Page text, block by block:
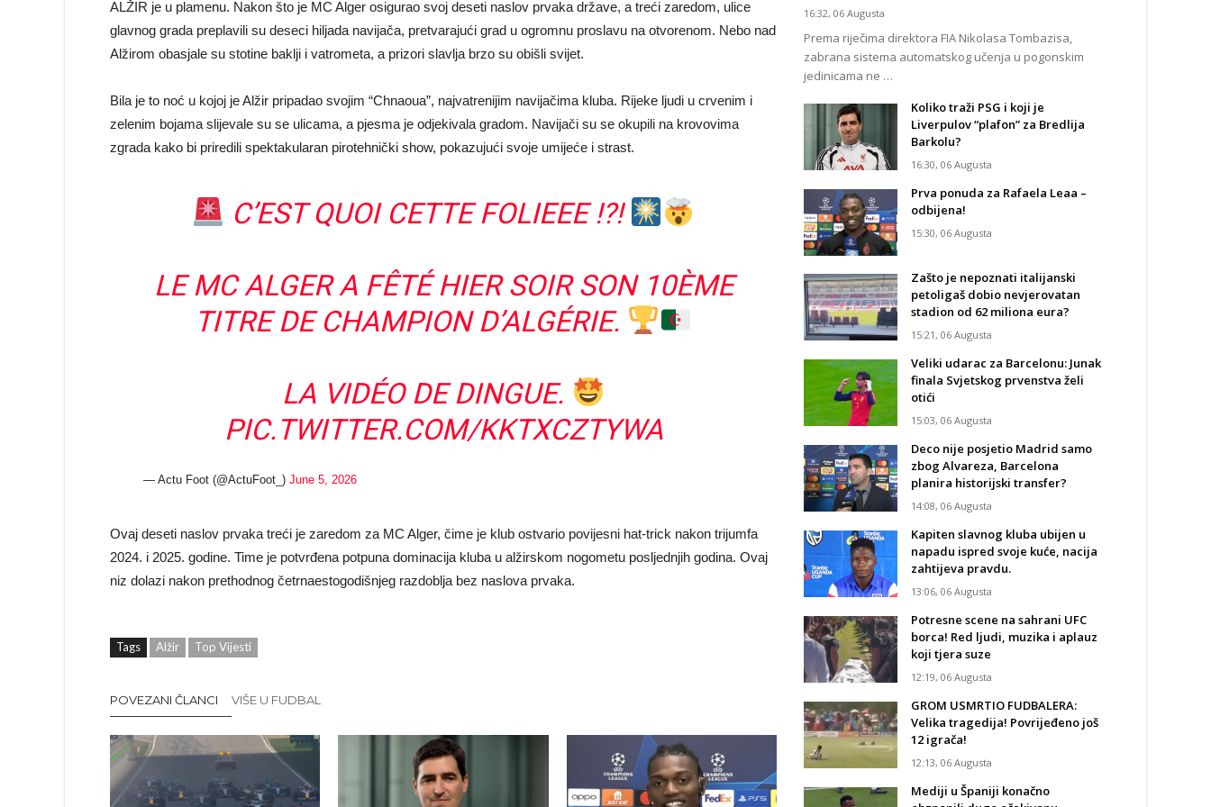
ALŽIR je u plamenu. Nakon što je MC Alger osigurao svoj deseti naslov prvaka države, a treći zaredom, ulice
glavnog grada preplavili su deseci hiljada navijača, pretvarajući grad u ogromnu proslavu na otvorenom. Nebo nad
Alžirom obasjale su stotine baklji i vatrometa, a prizori slavlja brzo su obišli svijet.
Bila je to noć u kojoj je Alžir pripadao svojim “Chnaoua”, najvatrenijim navijačima kluba. Rijeke ljudi u crvenim i
zelenim bojama slijevale su se ulicama, a pjesma je odjekivala gradom. Navijači su se okupili na krovovima
zgrada kako bi priredili spektakularan pirotehnički show, pokazujući svoje umijeće i strast.
C’EST QUOI CETTE FOLIEEE !?!
LE MC ALGER A FÊTÉ HIER SOIR SON 10ÈME
TITRE DE CHAMPION D’ALGÉRIE.
LA VIDÉO DE DINGUE.
PIC.TWITTER.COM/KKTXCZTYWA
— Actu Foot (@ActuFoot_) June 5, 2026
Ovaj deseti naslov prvaka treći je zaredom za MC Alger, čime je klub ostvario povijesni hat-trick nakon trijumfa
2024. i 2025. godine. Time je potvrđena potpuna dominacija kluba u alžirskom nogometu posljednjih godina. Ovaj
niz dolazi nakon prethodnog četrnaestogodišnjeg razdoblja bez naslova prvaka.
Tags Alžir Top Vijesti
POVEZANI ČLANCI VIŠE U FUDBAL
16:32, 06 Augusta
Prema riječima direktora FIA Nikolasa Tombazisa,
zabrana sistema automatskog učenja u pogonskim
jedinicama ne …
Koliko traži PSG i koji je
Liverpulov “plafon” za Bredlija
Barkolu?
16:30, 06 Augusta
Prva ponuda za Rafaela Leaa –
odbijena!
15:30, 06 Augusta
Zašto je nepoznati italijanski
petoligaš dobio nevjerovatan
stadion od 62 miliona eura?
15:21, 06 Augusta
Veliki udarac za Barcelonu: Junak
finala Svjetskog prvenstva želi
otići
15:03, 06 Augusta
Deco nije posjetio Madrid samo
zbog Alvareza, Barcelona
planira historijski transfer?
14:08, 06 Augusta
Kapiten slavnog kluba ubijen u
napadu ispred svoje kuće, nacija
zahtijeva pravdu.
13:06, 06 Augusta
Potresne scene na sahrani UFC
borca! Red ljudi, muzika i aplauz
koji tjera suze
12:19, 06 Augusta
GROM USMRTIO FUDBALERA:
Velika tragedija! Povrijeđeno još
12 igrača!
12:13, 06 Augusta
Mediji u Španiji konačno